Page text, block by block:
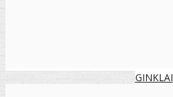
GINKLAI